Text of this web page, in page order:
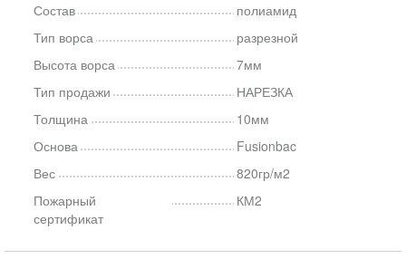
Состав
полиамид
Тип ворса
разрезной
Высота ворса
7мм
Тип продажи
НАРЕЗКА
Толщина
10мм
Основа
Fusionbac
Вес
820гр/м2
Пожарный
сертификат
КМ2